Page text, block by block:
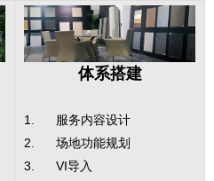
体系搭建
1. 服务内容设计
2. 场地功能规划
3. VI导入